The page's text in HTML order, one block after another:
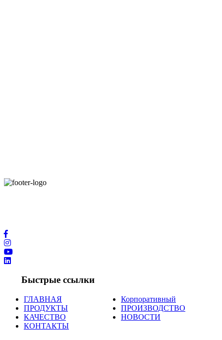
Быстрые ссылки
ГЛАВНАЯ
Корпоративный
ПРОДУКТЫ
ПРОИЗВОДСТВО
КАЧЕСТВО
НОВОСТИ
КОНТАКТЫ